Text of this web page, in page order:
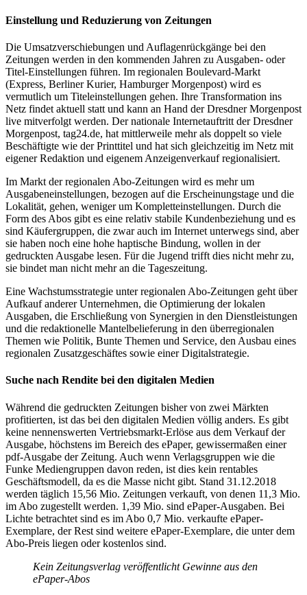
Einstellung und Reduzierung von Zeitungen
Die Umsatzverschiebungen und Auflagenrückgänge bei den
Zeitungen werden in den kommenden Jahren zu Ausgaben- oder
Titel-Einstellungen führen. Im regionalen Boulevard-Markt
(Express, Berliner Kurier, Hamburger Morgenpost) wird es
vermutlich um Titeleinstellungen gehen. Ihre Transformation ins
Netz findet aktuell statt und kann an Hand der Dresdner Morgenpost
live mitverfolgt werden. Der nationale Internetauftritt der Dresdner
Morgenpost, tag24.de, hat mittlerweile mehr als doppelt so viele
Beschäftigte wie der Printtitel und hat sich gleichzeitig im Netz mit
eigener Redaktion und eigenem Anzeigenverkauf regionalisiert.
Im Markt der regionalen Abo-Zeitungen wird es mehr um
Ausgabeneinstellungen, bezogen auf die Erscheinungstage und die
Lokalität, gehen, weniger um Kompletteinstellungen. Durch die
Form des Abos gibt es eine relativ stabile Kundenbeziehung und es
sind Käufergruppen, die zwar auch im Internet unterwegs sind, aber
sie haben noch eine hohe haptische Bindung, wollen in der
gedruckten Ausgabe lesen. Für die Jugend trifft dies nicht mehr zu,
sie bindet man nicht mehr an die Tageszeitung.
Eine Wachstumsstrategie unter regionalen Abo-Zeitungen geht über
Aufkauf anderer Unternehmen, die Optimierung der lokalen
Ausgaben, die Erschließung von Synergien in den Dienstleistungen
und die redaktionelle Mantelbelieferung in den überregionalen
Themen wie Politik, Bunte Themen und Service, den Ausbau eines
regionalen Zusatzgeschäftes sowie einer Digitalstrategie.
Suche nach Rendite bei den digitalen Medien
Während die gedruckten Zeitungen bisher von zwei Märkten
profitierten, ist das bei den digitalen Medien völlig anders. Es gibt
keine nennenswerten Vertriebsmarkt-Erlöse aus dem Verkauf der
Ausgabe, höchstens im Bereich des ePaper, gewissermaßen einer
pdf-Ausgabe der Zeitung. Auch wenn Verlagsgruppen wie die
Funke Mediengruppen davon reden, ist dies kein rentables
Geschäftsmodell, da es die Masse nicht gibt. Stand 31.12.2018
werden täglich 15,56 Mio. Zeitungen verkauft, von denen 11,3 Mio.
im Abo zugestellt werden. 1,39 Mio. sind ePaper-Ausgaben. Bei
Lichte betrachtet sind es im Abo 0,7 Mio. verkaufte ePaper-
Exemplare, der Rest sind weitere ePaper-Exemplare, die unter dem
Abo-Preis liegen oder kostenlos sind.
Kein Zeitungsverlag veröffentlicht Gewinne aus den
ePaper-Abos